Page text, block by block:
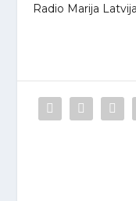
Radio Marija